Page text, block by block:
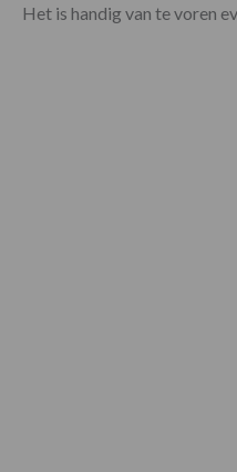
Het is handig van te voren